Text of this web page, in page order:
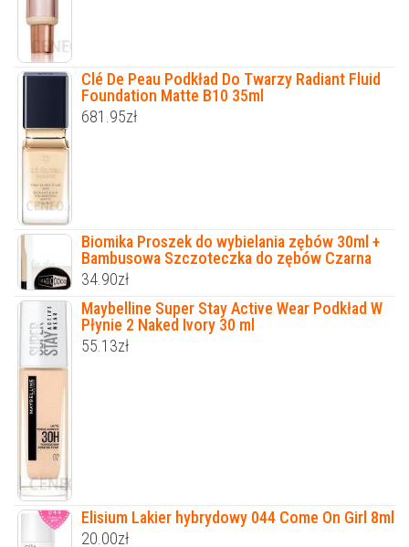
Clé De Peau Podkład Do Twarzy Radiant Fluid
Foundation Matte B10 35ml
681.95zł
Biomika Proszek do wybielania zębów 30ml +
Bambusowa Szczoteczka do zębów Czarna
34.90zł
Maybelline Super Stay Active Wear Podkład W
Płynie 2 Naked Ivory 30 ml
55.13zł
Elisium Lakier hybrydowy 044 Come On Girl 8ml
20.00zł